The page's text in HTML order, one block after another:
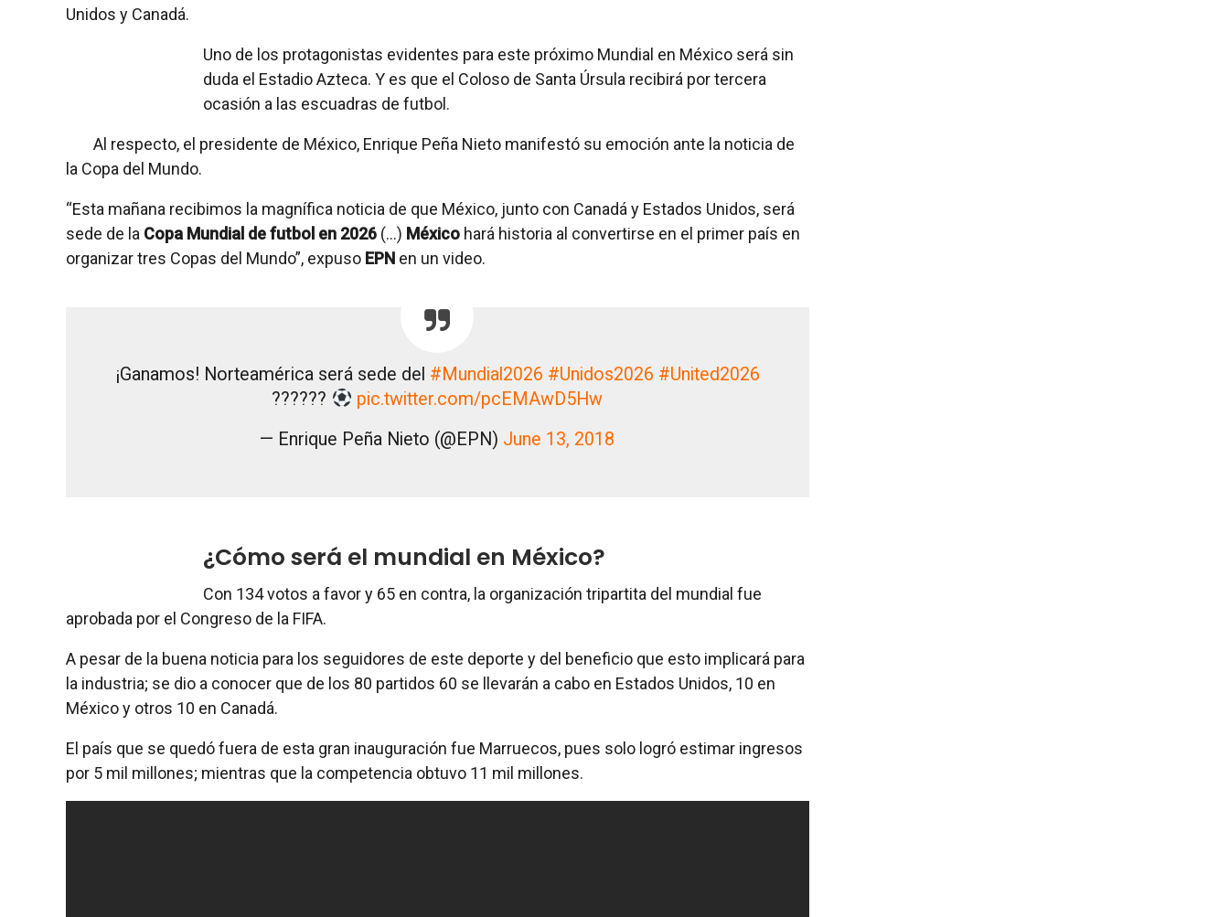
Unidos y Canadá.
Uno de los protagonistas evidentes para este próximo Mundial en México será sin
duda el Estadio Azteca. Y es que el Coloso de Santa Úrsula recibirá por tercera
ocasión a las escuadras de futbol.
Al respecto, el presidente de México, Enrique Peña Nieto manifestó su emoción ante la noticia de
la Copa del Mundo.
“Esta mañana recibimos la magnífica noticia de que México, junto con Canadá y Estados Unidos, será
sede de la Copa Mundial de futbol en 2026 (…) México hará historia al convertirse en el primer país en
organizar tres Copas del Mundo”, expuso EPN en un video.
¡Ganamos! Norteamérica será sede del #Mundial2026 #Unidos2026 #United2026
??????
pic.twitter.com/pcEMAwD5Hw
— Enrique Peña Nieto (@EPN) June 13, 2018
¿Cómo será el mundial en México?
Con 134 votos a favor y 65 en contra, la organización tripartita del mundial fue
aprobada por el Congreso de la FIFA.
A pesar de la buena noticia para los seguidores de este deporte y del beneficio que esto implicará para
la industria; se dio a conocer que de los 80 partidos 60 se llevarán a cabo en Estados Unidos, 10 en
México y otros 10 en Canadá.
El país que se quedó fuera de esta gran inauguración fue Marruecos, pues solo logró estimar ingresos
por 5 mil millones; mientras que la competencia obtuvo 11 mil millones.